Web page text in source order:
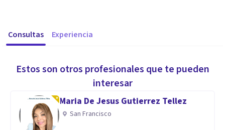
Consultas Experiencia
Estos son otros profesionales que te pueden
interesar
Maria De Jesus Gutierrez Tellez
San Francisco